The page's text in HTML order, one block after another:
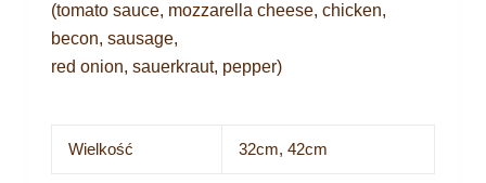
(tomato sauce, mozzarella cheese, chicken,
becon, sausage,
red onion, sauerkraut, pepper)
Wielkość 32cm, 42cm